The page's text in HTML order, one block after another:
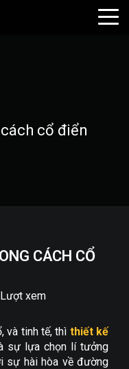
cổ điển
CÁCH CỔ
xem
và tinh tế, thì thiết kế
sự lựa chọn lí tưởng
sự hài hòa về đường